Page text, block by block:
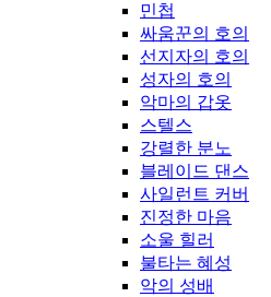
민첩
싸움꾼의 호의
선지자의 호의
성자의 호의
악마의 갑옷
스텔스
강렬한 분노
블레이드 댄스
사일런트 커버
진정한 마음
소울 힐러
불타는 혜성
악의 성배